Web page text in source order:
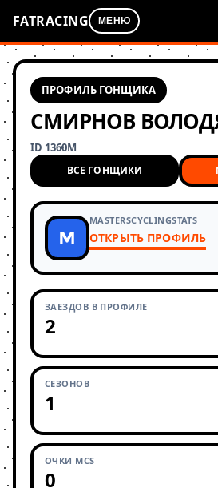
FATRACING МЕНЮ
ПРОФИЛЬ ГОНЩИКА
СМИРНОВ
ID 1360М
ВСЕ ГОНЩИКИ
MASTERSCYCLINGSTATS
ОТКРЫТЬ ПРОФИЛЬ
ЗАЕЗДОВ В ПРОФИЛЕ
2
СЕЗОНОВ
1
ОЧКИ MCS
0